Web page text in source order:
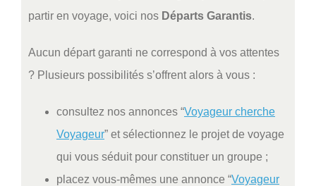
partir en voyage, voici nos Départs Garantis.
Aucun départ garanti ne correspond à vos attentes
? Plusieurs possibilités s’offrent alors à vous :
consultez nos annonces “Voyageur cherche
Voyageur” et sélectionnez le projet de voyage
qui vous séduit pour constituer un groupe ;
placez vous-mêmes une annonce “Voyageur